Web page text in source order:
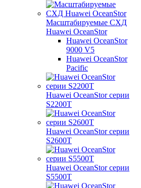
Масштабируемые СХД
Huawei OceanStor
Huawei OceanStor
9000 V5
Huawei OceanStor
Pacific
Huawei OceanStor серии
S2200T
Huawei OceanStor серии
S2600T
Huawei OceanStor серии
S5500T